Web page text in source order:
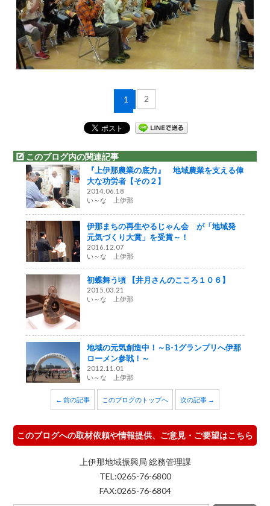
1 2
このブログ内の関連記事
『上伊那農業の底力』 地域農業を支える偉
大な功労者【その２】
2014.06.18
い～な 上伊那
伊那まちの再生やるじゃん会 が「地域発
元気づくり大賞」を受賞～！
2016.12.07
い～な 上伊那
初蝶舞う頃 【井月さんのこころ１０６】
2015.03.21
い～な 上伊那
地域の元気創造中！～B-1グランプリへ伊那
ローメン参戦！～
2012.11.01
い～な 上伊那
← 前の記事 このブログのトップへ 次の記事 →
このブログへの取材依頼や情報提供、ご意見・ご要望はこちら
上伊那地域振興局 総務管理課
TEL:0265-76-6800
FAX:0265-76-6804